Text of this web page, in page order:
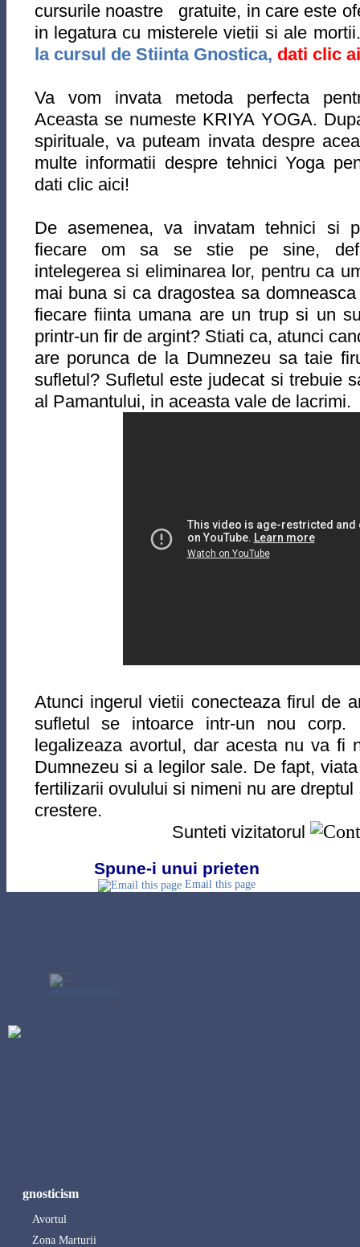
cursurile noastre gratuite, in care este
in legatura cu misterele vietii si ale
la cursul de Stiinta Gnostica, dati clic
Va vom invata metoda perfecta
Aceasta se numeste KRIYA YOGA.
spirituale, va puteam invata despre
multe informatii despre tehnici Yoga
dati clic aici!
De asemenea, va invatam tehnici si
fiecare om sa se stie pe sine,
intelegerea si eliminarea lor, pentru ca
mai buna si ca dragostea sa
fiecare fiinta umana are un trup si un
printr-un fir de argint? Stiati ca, atunci
are porunca de la Dumnezeu sa taie
sufletul? Sufletul este judecat si trebuie
al Pamantului, in aceasta vale de lacrimi.
Atunci ingerul vietii conecteaza firul de
sufletul se intoarce intr-un nou
legalizeaza avortul, dar acesta nu va fi
Dumnezeu si a legilor sale. De fapt,
fertilizarii ovulului si nimeni nu are
crestere.
Sunteti vizitatorul
Spune-i unui prieten
Email this page
gnosticism
Avortul
Zona Marturii